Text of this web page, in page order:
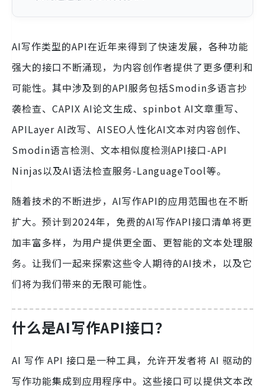
AI写作类型的API在近年来得到了快速发展，各种功能
强大的接口不断涌现，为内容创作者提供了更多便利和
可能性。其中涉及到的API服务包括Smodin多语言抄
袭检查、CAPIX AI论文生成、spinbot AI文章重写、
APILayer AI改写、AISEO人性化AI文本对内容创作、
Smodin语言检测、文本相似度检测API接口-API
Ninjas以及AI语法检查服务-LanguageTool等。
随着技术的不断进步，AI写作API的应用范围也在不断
扩大。预计到2024年，免费的AI写作API接口清单将更
加丰富多样，为用户提供更全面、更智能的文本处理服
务。让我们一起来探索这些令人期待的AI技术，以及它
们将为我们带来的无限可能性。
什么是AI写作API接口？
AI 写作 API 接口是一种工具，允许开发者将 AI 驱动的
写作功能集成到应用程序中。这些接口可以提供文本改